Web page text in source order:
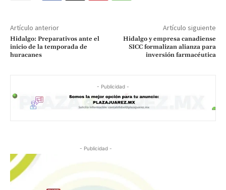
Artículo anterior
Hidalgo: Preparativos ante el
inicio de la temporada de
huracanes
Artículo siguiente
Hidalgo y empresa canadiense
SICC formalizan alianza para
inversión farmacéutica
- Publicidad -
- Publicidad -